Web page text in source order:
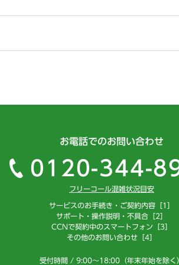
お電話でのお問い合わせ
0120-344-
フリーコール混雑状況目安
サービスのお手続き・ご契約内容［1］
サポート・操作説明・不具合［2］
CCNで契約中のスマートフォン［3］
その他のお問い合わせ［4］
受付時間 / 9:00～18:00（年末年始を除く